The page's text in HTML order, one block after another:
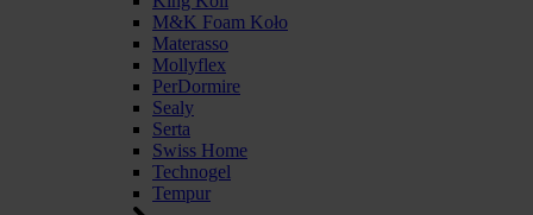
M&K Foam Koło
Materasso
Mollyflex
PerDormire
Sealy
Serta
Swiss Home
Technogel
Tempur